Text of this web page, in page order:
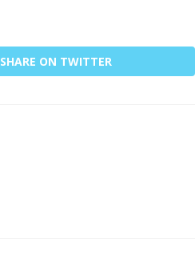
SHARE ON TWITTER